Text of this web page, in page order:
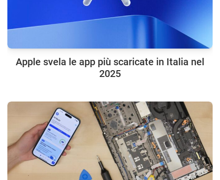
Apple svela le app più scaricate in Italia nel
2025